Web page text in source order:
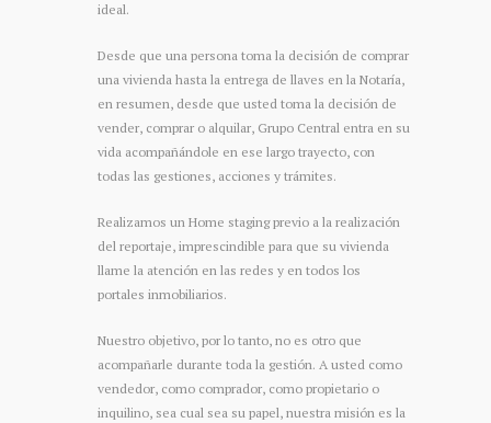
ideal.
Desde que una persona toma la decisión de comprar
una vivienda hasta la entrega de llaves en la Notaría,
en resumen, desde que usted toma la decisión de
vender, comprar o alquilar, Grupo Central entra en su
vida acompañándole en ese largo trayecto, con
todas las gestiones, acciones y trámites.
Realizamos un Home staging previo a la realización
del reportaje, imprescindible para que su vivienda
llame la atención en las redes y en todos los
portales inmobiliarios.
Nuestro objetivo, por lo tanto, no es otro que
acompañarle durante toda la gestión. A usted como
vendedor, como comprador, como propietario o
inquilino, sea cual sea su papel, nuestra misión es la